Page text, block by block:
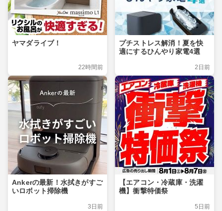
ヤマダライブ！
22時間前
プチストレス解消！夏を快
適にするひんやり家電4選
2日前
Ankerの最新！水拭きがすご
いロボット掃除機
3日前
【エアコン・冷蔵庫・洗濯
機】衝撃特価祭
5日前